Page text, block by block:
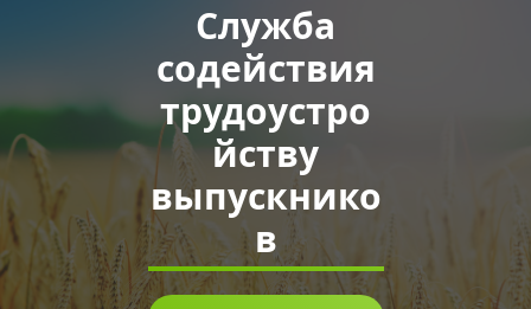
П
О
У
«
А
Служба
содействия
трудоустро
йству
выпускнико
в